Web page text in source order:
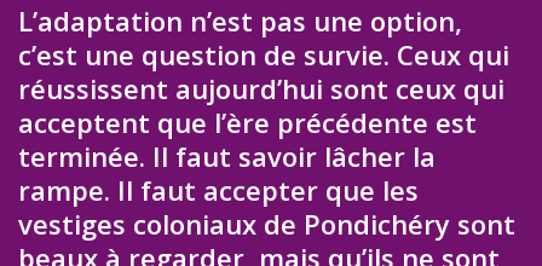
L’adaptation n’est pas une option,
c’est une question de survie. Ceux qui
réussissent aujourd’hui sont ceux qui
acceptent que l’ère précédente est
terminée. Il faut savoir lâcher la
rampe. Il faut accepter que les
vestiges coloniaux de Pondichéry sont
beaux à regarder, mais qu’ils ne sont